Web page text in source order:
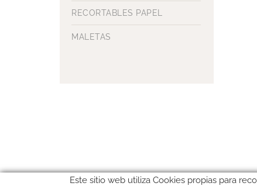
RECORTABLES PAPEL
MALETAS
Este sitio web utiliza Cookies propias para